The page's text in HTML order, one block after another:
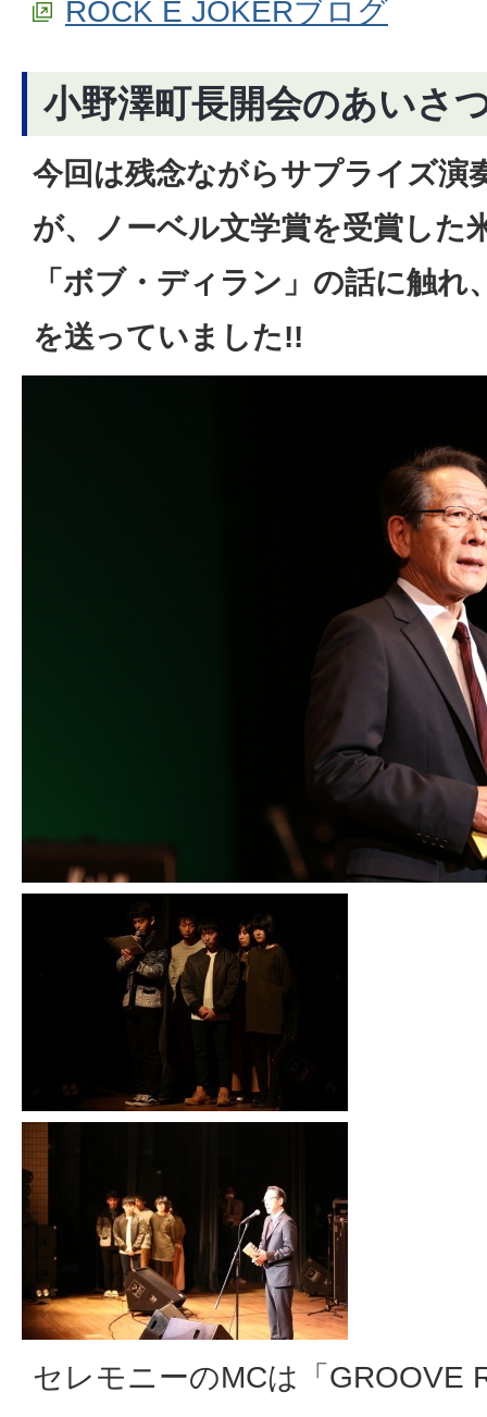
ROCK E JOKERブログ
小野澤町長開会のあいさ
今回は残念ながらサプライズ演
が、ノーベル文学賞を受賞した
「ボブ・ディラン」の話に触
を送っていました!!
セレモニーのMCは「GROOVE